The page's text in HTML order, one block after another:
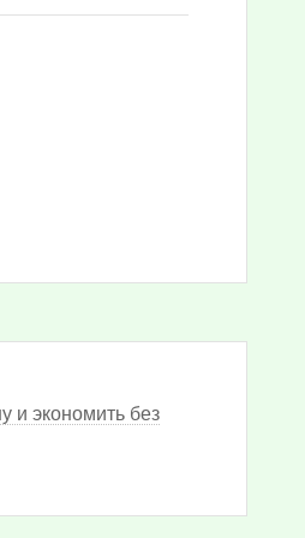
и экономить без